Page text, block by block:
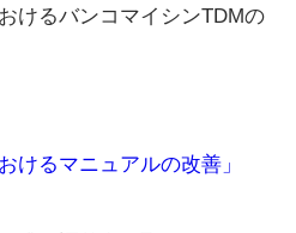
けるバンコマイシンTDMの
けるマニュアルの改善」